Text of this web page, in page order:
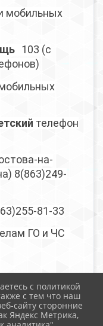
мобильных
103 (с
телефон
на-
8(863)249-
81-33
ГО и ЧС
с политикой
с тем что наш
сайту сторонние
Яндекс Метрика,